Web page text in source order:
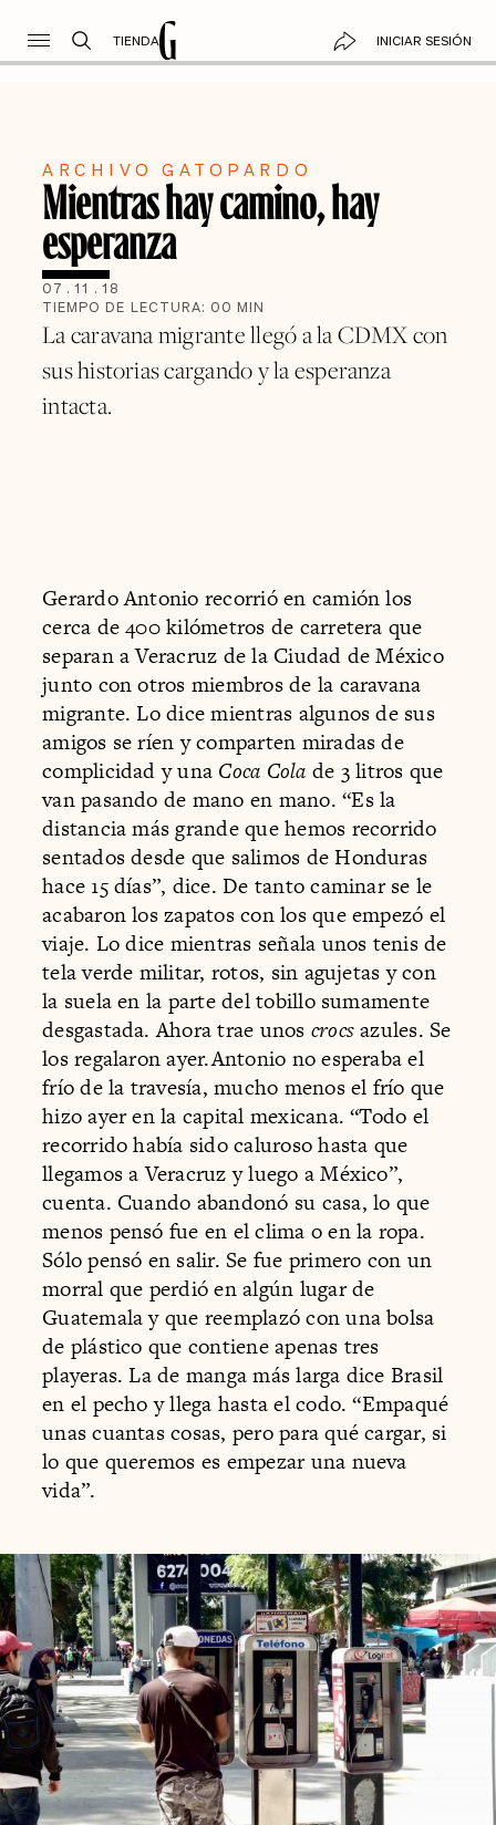
TIENDA INICIAR SESIÓN
ARCHIVO GATOPARDO
Mientras hay camino, hay
esperanza
07 . 11 . 18
TIEMPO DE LECTURA: 00 MIN
La caravana migrante llegó a la CDMX con
sus historias cargando y la esperanza
intacta.
Gerardo Antonio recorrió en camión los
cerca de 400 kilómetros de carretera que
separan a Veracruz de la Ciudad de México
junto con otros miembros de la caravana
migrante. Lo dice mientras algunos de sus
amigos se ríen y comparten miradas de
complicidad y una Coca Cola de 3 litros que
van pasando de mano en mano. “Es la
distancia más grande que hemos recorrido
sentados desde que salimos de Honduras
hace 15 días”, dice. De tanto caminar se le
acabaron los zapatos con los que empezó el
viaje. Lo dice mientras señala unos tenis de
tela verde militar, rotos, sin agujetas y con
la suela en la parte del tobillo sumamente
desgastada. Ahora trae unos crocsazules. Se
los regalaron ayer.Antonio no esperaba el
frío de la travesía, mucho menos el frío que
hizo ayer en la capital mexicana. “Todo el
recorrido había sido caluroso hasta que
llegamos a Veracruz y luego a México”,
cuenta. Cuando abandonó su casa, lo que
menos pensó fue en el clima o en la ropa.
Sólo pensó en salir. Se fue primero con un
morral que perdió en algún lugar de
Guatemala y que reemplazó con una bolsa
de plástico que contiene apenas tres
playeras. La de manga más larga dice Brasil
en el pecho y llega hasta el codo. “Empaqué
unas cuantas cosas, pero para qué cargar, si
lo que queremos es empezar una nueva
vida”.